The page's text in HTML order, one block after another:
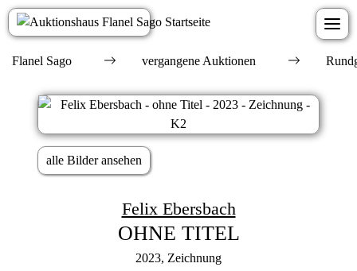
Flanel Sago vergangene Auktionen
alle Bilder ansehen
Felix Ebersbach
OHNE TITEL
2023, Zeichnung